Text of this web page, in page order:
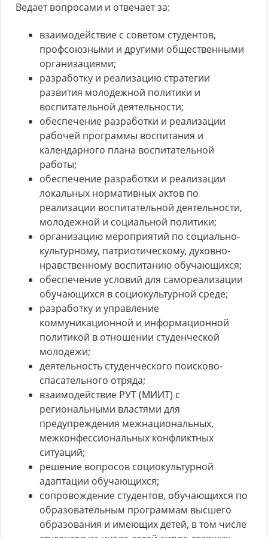
Ведает вопросами и отвечает за:
взаимодействие с советом студентов,
профсоюзными и другими общественными
организациями;
разработку и реализацию стратегии
развития молодежной политики и
воспитательной деятельности;
обеспечение разработки и реализации
рабочей программы воспитания и
календарного плана воспитательной
работы;
обеспечение разработки и реализации
локальных нормативных актов по
реализации воспитательной деятельности,
молодежной и социальной политики;
организацию мероприятий по социально-
культурному, патриотическому, духовно-
нравственному воспитанию обучающихся;
обеспечение условий для самореализации
обучающихся в социокультурной среде;
разработку и управление
коммуникационной и информационной
политикой в отношении студенческой
молодежи;
деятельность студенческого поисково-
спасательного отряда;
взаимодействие РУТ (МИИТ) с
региональными властями для
предупреждения межнациональных,
межконфессиональных конфликтных
ситуаций;
решение вопросов социокультурной
адаптации обучающихся;
сопровождение студентов, обучающихся по
образовательным программам высшего
образования и имеющих детей, в том числе